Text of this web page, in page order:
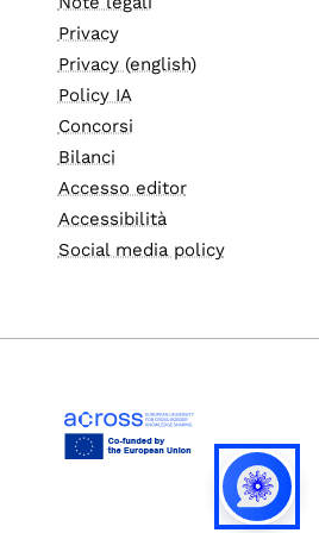
Privacy
Privacy (english)
Policy IA
Concorsi
Bilanci
Accesso editor
Accessibilità
Social media policy